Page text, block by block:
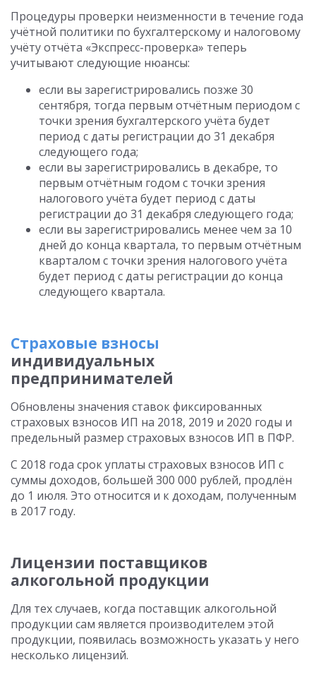
Процедуры проверки неизменности в течение года
учётной политики по бухгалтерскому и налоговому
учёту отчёта «Экспресс-проверка» теперь
учитывают следующие нюансы:
если вы зарегистрировались позже 30
сентября, тогда первым отчётным периодом с
точки зрения бухгалтерского учёта будет
период с даты регистрации до 31 декабря
следующего года;
если вы зарегистрировались в декабре, то
первым отчётным годом с точки зрения
налогового учёта будет период с даты
регистрации до 31 декабря следующего года;
если вы зарегистрировались менее чем за 10
дней до конца квартала, то первым отчётным
кварталом с точки зрения налогового учёта
будет период с даты регистрации до конца
следующего квартала.
Страховые взносы
индивидуальных
предпринимателей
Обновлены значения ставок фиксированных
страховых взносов ИП на 2018, 2019 и 2020 годы и
предельный размер страховых взносов ИП в ПФР.
С 2018 года срок уплаты страховых взносов ИП с
суммы доходов, большей 300 000 рублей, продлён
до 1 июля. Это относится и к доходам, полученным
в 2017 году.
Лицензии поставщиков
алкогольной продукции
Для тех случаев, когда поставщик алкогольной
продукции сам является производителем этой
продукции, появилась возможность указать у него
несколько лицензий.